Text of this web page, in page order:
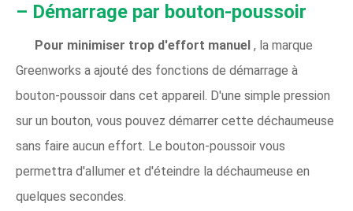
– Démarrage par bouton-poussoir
Pour minimiser trop d'effort manuel , la marque
Greenworks a ajouté des fonctions de démarrage à
bouton-poussoir dans cet appareil. D'une simple pression
sur un bouton, vous pouvez démarrer cette déchaumeuse
sans faire aucun effort. Le bouton-poussoir vous
permettra d'allumer et d'éteindre la déchaumeuse en
quelques secondes.